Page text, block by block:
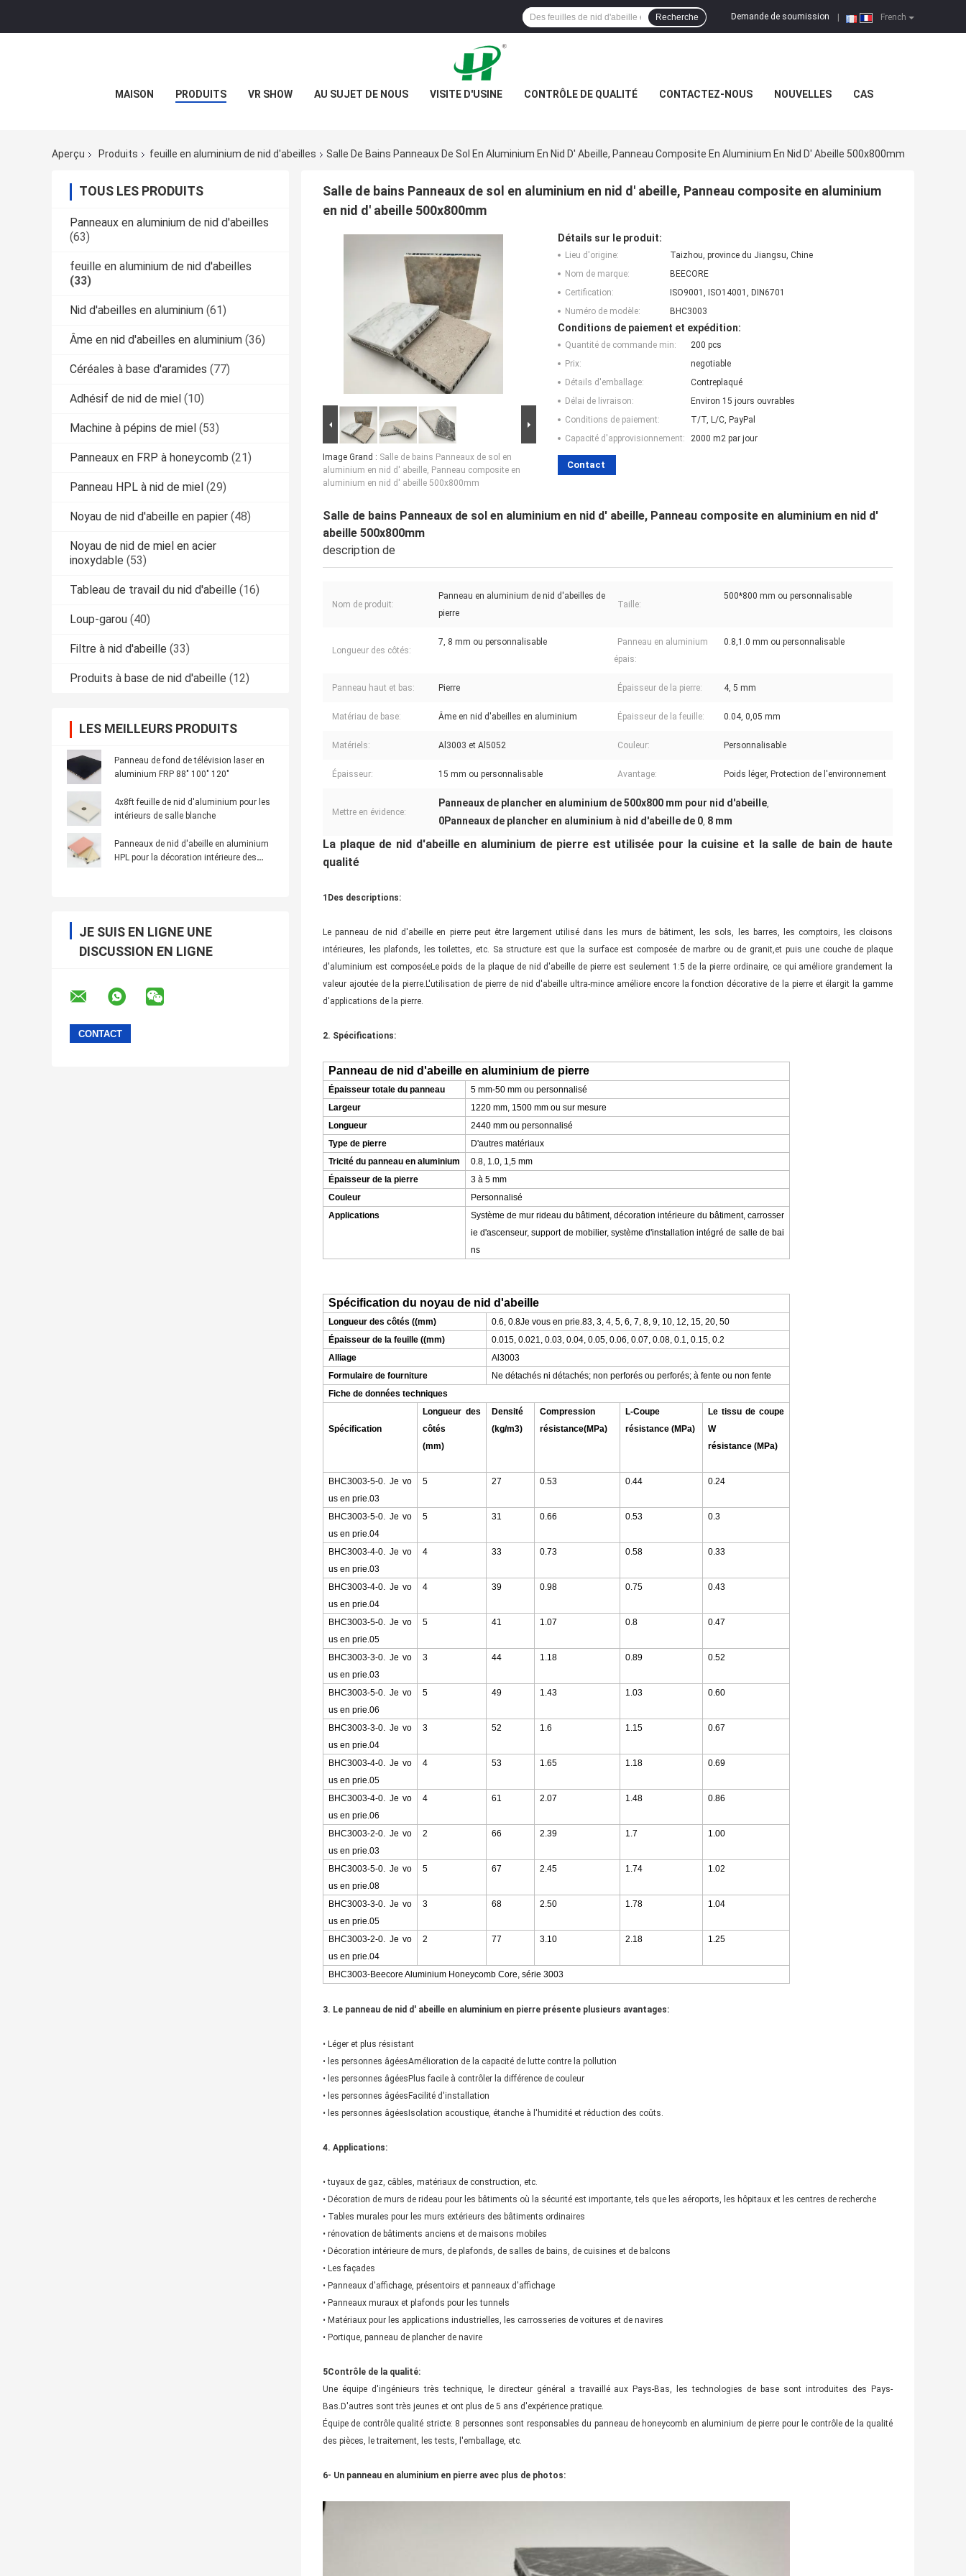
French
Demande de soumission
Recherche
MAISON PRODUITS VR SHOW AU SUJET DE NOUS VISITE D'USINE CONTRÔLE DE QUALITÉ CONTACTEZ-NOUS NOUVELLES CAS
Aperçu Produits feuille en aluminium de nid d'abeilles Salle De Bains Panneaux De Sol En Aluminium En Nid D' Abeille, Panneau Composite En Aluminium En Nid D' Abeille 500x800mm
TOUS LES PRODUITS
Panneaux en aluminium de nid d'abeilles
(63)
feuille en aluminium de nid d'abeilles
(33)
Nid d'abeilles en aluminium (61)
Âme en nid d'abeilles en aluminium (36)
Céréales à base d'aramides (77)
Adhésif de nid de miel (10)
Machine à pépins de miel (53)
Panneaux en FRP à honeycomb (21)
Panneau HPL à nid de miel (29)
Noyau de nid d'abeille en papier (48)
Noyau de nid de miel en acier
inoxydable (53)
Tableau de travail du nid d'abeille (16)
Loup-garou (40)
Filtre à nid d'abeille (33)
Produits à base de nid d'abeille (12)
LES MEILLEURS PRODUITS
Panneau de fond de télévision laser en
aluminium FRP 88" 100" 120"
4x8ft feuille de nid d'aluminium pour les
intérieurs de salle blanche
Panneaux de nid d'abeille en aluminium
HPL pour la décoration intérieure des
JE SUIS EN LIGNE UNE
DISCUSSION EN LIGNE
Salle de bains Panneaux de sol en aluminium en nid d' abeille, Panneau composite en aluminium
en nid d' abeille 500x800mm
Image Grand : Salle de bains Panneaux de sol en
aluminium en nid d' abeille, Panneau composite en
aluminium en nid d' abeille 500x800mm
Détails sur le produit:
Lieu d'origine:
Taizhou, province du Jiangsu, Chine
Nom de marque:
BEECORE
Certification:
ISO9001, ISO14001, DIN6701
Numéro de modèle:
BHC3003
Conditions de paiement et expédition:
Quantité de commande min:
200 pcs
Prix:
negotiable
Détails d'emballage:
Contreplaqué
Délai de livraison:
Environ 15 jours ouvrables
Conditions de paiement:
T/T, L/C, PayPal
Capacité d'approvisionnement:
2000 m2 par jour
Contact
Salle de bains Panneaux de sol en aluminium en nid d' abeille, Panneau composite en aluminium en nid d'
abeille 500x800mm
description de
Nom de produit:
Panneau en aluminium de nid d'abeilles de
pierre
Taille:
500*800 mm ou personnalisable
Longueur des côtés:
7, 8 mm ou personnalisable
Panneau en aluminium
épais:
0.8,1.0 mm ou personnalisable
Panneau haut et bas: Pierre Épaisseur de la pierre: 4, 5 mm
Matériau de base: Âme en nid d'abeilles en aluminium Épaisseur de la feuille: 0.04, 0,05 mm
Matériels: Al3003 et Al5052 Couleur: Personnalisable
Épaisseur: 15 mm ou personnalisable Avantage: Poids léger, Protection de l'environnement
Mettre en évidence:
Panneaux de plancher en aluminium de 500x800 mm pour nid d'abeille,
0Panneaux de plancher en aluminium à nid d'abeille de 0, 8 mm
La plaque de nid d'abeille en aluminium de pierre est utilisée pour la cuisine et la salle de bain de haute
qualité
1Des descriptions:
Le panneau de nid d'abeille en pierre peut être largement utilisé dans les murs de bâtiment, les sols, les barres, les comptoirs, les cloisons
intérieures, les plafonds, les toilettes, etc. Sa structure est que la surface est composée de marbre ou de granit,et puis une couche de plaque
d'aluminium est composéeLe poids de la plaque de nid d'abeille de pierre est seulement 1:5 de la pierre ordinaire, ce qui améliore grandement la
valeur ajoutée de la pierre.L'utilisation de pierre de nid d'abeille ultra-mince améliore encore la fonction décorative de la pierre et élargit la gamme
d'applications de la pierre.
2. Spécifications:
Panneau de nid d'abeille en aluminium de pierre
Épaisseur totale du panneau
5 mm-50 mm ou personnalisé
Largeur
1220 mm, 1500 mm ou sur mesure
Longueur
2440 mm ou personnalisé
Type de pierre
D'autres matériaux
Tricité du panneau en aluminium
0.8, 1.0, 1,5 mm
Épaisseur de la pierre
3 à 5 mm
Couleur
Personnalisé
Applications
Système de mur rideau du bâtiment, décoration intérieure du bâtiment, carrosser
ie d'ascenseur, support de mobilier, système d'installation intégré de salle de bai
ns
Spécification du noyau de nid d'abeille
Longueur des côtés ((mm)
0.6, 0.8Je vous en prie.83, 3, 4, 5, 6, 7, 8, 9, 10, 12, 15, 20, 50
Épaisseur de la feuille ((mm)
0.015, 0.021, 0.03, 0.04, 0.05, 0.06, 0.07, 0.08, 0.1, 0.15, 0.2
Alliage
Al3003
Formulaire de fourniture
Ne détachés ni détachés; non perforés ou perforés; à fente ou non fente
Fiche de données techniques
Spécification
Longueur des
côtés
(mm)
Densité
(kg/m3)
Compression
résistance(MPa)
L-Coupe
résistance (MPa)
Le tissu de coupe
W
résistance (MPa)
BHC3003-5-0. Je vo
us en prie.03
5 27 0.53 0.44 0.24
BHC3003-5-0. Je vo
us en prie.04
5 31 0.66 0.53 0.3
BHC3003-4-0. Je vo
us en prie.03
4 33 0.73 0.58 0.33
BHC3003-4-0. Je vo
us en prie.04
4 39 0.98 0.75 0.43
BHC3003-5-0. Je vo
us en prie.05
5 41 1.07 0.8 0.47
BHC3003-3-0. Je vo
us en prie.03
3 44 1.18 0.89 0.52
BHC3003-5-0. Je vo
us en prie.06
5 49 1.43 1.03 0.60
BHC3003-3-0. Je vo
us en prie.04
3 52 1.6 1.15 0.67
BHC3003-4-0. Je vo
us en prie.05
4 53 1.65 1.18 0.69
BHC3003-4-0. Je vo
us en prie.06
4 61 2.07 1.48 0.86
BHC3003-2-0. Je vo
us en prie.03
2 66 2.39 1.7 1.00
BHC3003-5-0. Je vo
us en prie.08
5 67 2.45 1.74 1.02
BHC3003-3-0. Je vo
us en prie.05
3 68 2.50 1.78 1.04
BHC3003-2-0. Je vo
us en prie.04
2 77 3.10 2.18 1.25
BHC3003-Beecore Aluminium Honeycomb Core, série 3003
3. Le panneau de nid d' abeille en aluminium en pierre présente plusieurs avantages:
• Léger et plus résistant
• les personnes âgéesAmélioration de la capacité de lutte contre la pollution
• les personnes âgées Plus facile à contrôler la différence de couleur
• les personnes âgées Facilité d'installation
• les personnes âgées Isolation acoustique, étanche à l'humidité et réduction des coûts.
4. Applications:
• tuyaux de gaz, câbles, matériaux de construction, etc.
• Décoration de murs de rideau pour les bâtiments où la sécurité est importante, tels que les aéroports, les hôpitaux et les centres de recherche
• Tables murales pour les murs extérieurs des bâtiments ordinaires
• rénovation de bâtiments anciens et de maisons mobiles
• Décoration intérieure de murs, de plafonds, de salles de bains, de cuisines et de balcons
• Les façades
• Panneaux d'affichage, présentoirs et panneaux d'affichage
• Panneaux muraux et plafonds pour les tunnels
• Matériaux pour les applications industrielles, les carrosseries de voitures et de navires
• Portique, panneau de plancher de navire
5Contrôle de la qualité:
Une équipe d'ingénieurs très technique, le directeur général a travaillé aux Pays-Bas, les technologies de base sont introduites des Pays-
Bas.D'autres sont très jeunes et ont plus de 5 ans d'expérience pratique.
Équipe de contrôle qualité stricte: 8 personnes sont responsables du panneau de honeycomb en aluminium de pierre pour le contrôle de la qualité
des pièces, le traitement, les tests, l'emballage, etc.
6- Un panneau en aluminium en pierre avec plus de photos: